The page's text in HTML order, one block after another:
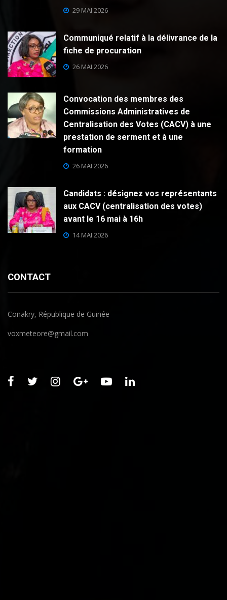
29 MAI 2026
Communiqué relatif à la délivrance de la
fiche de procuration
26 MAI 2026
Convocation des membres des
Commissions Administratives de
Centralisation des Votes (CACV) à une
prestation de serment et à une
formation
26 MAI 2026
Candidats : désignez vos représentants
aux CACV (centralisation des votes)
avant le 16 mai à 16h
14 MAI 2026
CONTACT
Conakry, République de Guinée
voxmeteore@gmail.com